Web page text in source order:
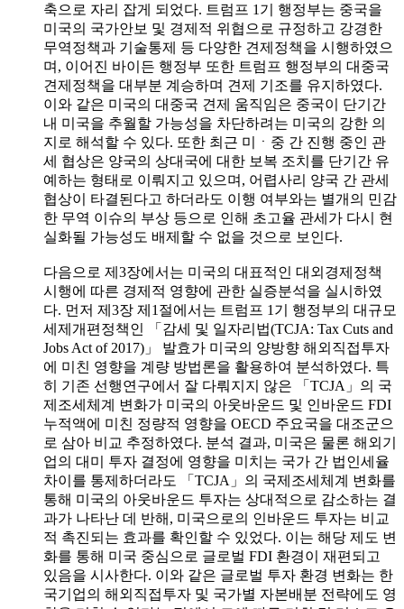
축으로 자리 잡게 되었다. 트럼프 1기 행정부는 중국을
미국의 국가안보 및 경제적 위협으로 규정하고 강경한
무역정책과 기술통제 등 다양한 견제정책을 시행하였으
며, 이어진 바이든 행정부 또한 트럼프 행정부의 대중국
견제정책을 대부분 계승하며 견제 기조를 유지하였다.
이와 같은 미국의 대중국 견제 움직임은 중국이 단기간
내 미국을 추월할 가능성을 차단하려는 미국의 강한 의
지로 해석할 수 있다. 또한 최근 미ㆍ중 간 진행 중인 관
세 협상은 양국의 상대국에 대한 보복 조치를 단기간 유
예하는 형태로 이뤄지고 있으며, 어렵사리 양국 간 관세
협상이 타결된다고 하더라도 이행 여부와는 별개의 민감
한 무역 이슈의 부상 등으로 인해 초고율 관세가 다시 현
실화될 가능성도 배제할 수 없을 것으로 보인다.
다음으로 제3장에서는 미국의 대표적인 대외경제정책
시행에 따른 경제적 영향에 관한 실증분석을 실시하였
다. 먼저 제3장 제1절에서는 트럼프 1기 행정부의 대규모
세제개편정책인 「감세 및 일자리법(TCJA: Tax Cuts and
Jobs Act of 2017)」 발효가 미국의 양방향 해외직접투자
에 미친 영향을 계량 방법론을 활용하여 분석하였다. 특
히 기존 선행연구에서 잘 다뤄지지 않은 「TCJA」의 국
제조세체계 변화가 미국의 아웃바운드 및 인바운드 FDI
누적액에 미친 정량적 영향을 OECD 주요국을 대조군으
로 삼아 비교 추정하였다. 분석 결과, 미국은 물론 해외기
업의 대미 투자 결정에 영향을 미치는 국가 간 법인세율
차이를 통제하더라도 「TCJA」의 국제조세체계 변화를
통해 미국의 아웃바운드 투자는 상대적으로 감소하는 결
과가 나타난 데 반해, 미국으로의 인바운드 투자는 비교
적 촉진되는 효과를 확인할 수 있었다. 이는 해당 제도 변
화를 통해 미국 중심으로 글로벌 FDI 환경이 재편되고
있음을 시사한다. 이와 같은 글로벌 투자 환경 변화는 한
국기업의 해외직접투자 및 국가별 자본배분 전략에도 영